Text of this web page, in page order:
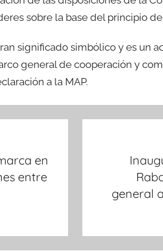
sobre la base del principio
significado simbólico y es un
general de cooperación y
a la MAP.
en
entre
general